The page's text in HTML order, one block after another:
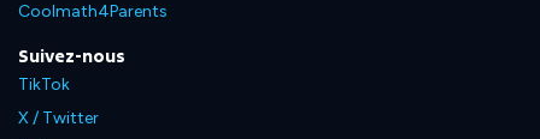
Coolmath4Parents
Suivez-nous
TikTok
X / Twitter